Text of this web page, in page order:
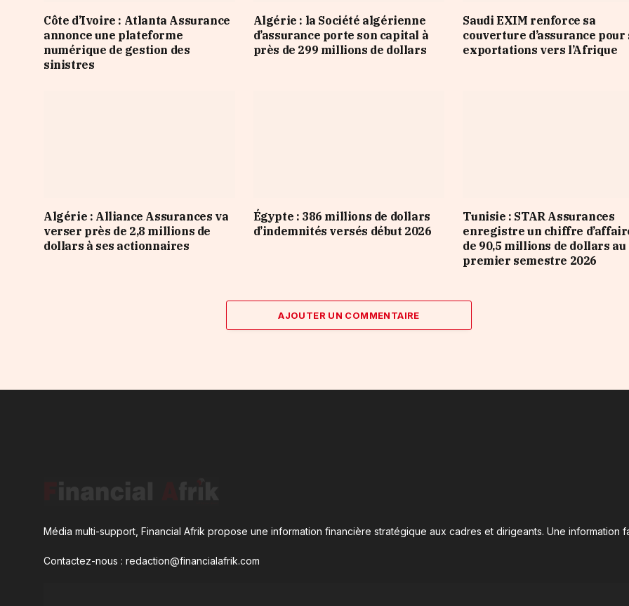
Côte d’Ivoire : Atlanta Assurance
annonce une plateforme
numérique de gestion des
sinistres
Algérie : la Société algérienne
d’assurance porte son capital à
près de 299 millions de dollars
Saudi EXIM renforce sa
couverture d’assurance pour
exportations vers l’Afrique
Algérie : Alliance Assurances va
verser près de 2,8 millions de
dollars à ses actionnaires
Égypte : 386 millions de dollars
d’indemnités versés début 2026
Tunisie : STAR Assurances
enregistre un chiffre
de 90,5 millions de dollars au
premier semestre 2026
AJOUTER UN COMMENTAIRE
Média multi-support, Financial Afrik propose une information financière stratégique aux cadres et dirigeants. Une information
Contactez-nous : redaction@financialafrik.com